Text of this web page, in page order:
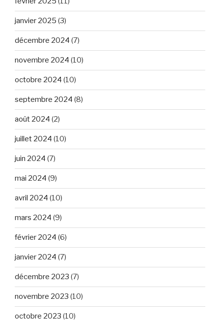
janvier 2025 (3)
décembre 2024 (7)
novembre 2024 (10)
octobre 2024 (10)
septembre 2024 (8)
août 2024 (2)
juillet 2024 (10)
juin 2024 (7)
mai 2024 (9)
avril 2024 (10)
mars 2024 (9)
février 2024 (6)
janvier 2024 (7)
décembre 2023 (7)
novembre 2023 (10)
octobre 2023 (10)